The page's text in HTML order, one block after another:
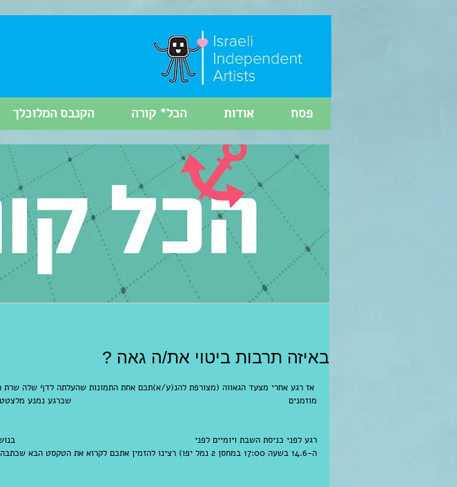
הקנבס המלוכלך הכל* קורה אודות פסח
באיזה תרבות ביטוי את/ה גאה ?
אז רגע אחרי מצעד הגאווה (מצורפת להנ(ע/א)תכם אחת התמונות שהעלתה לדף שלה שרת
מוזמנים
שכרגע נמנע
רגע לפני כניסת השבת ויומיים לפני
ה-14.6 בשעה 17:00 במחסן 2 נמל יפו) רצינו להזמין אתכם לקרוא את הטקסט הבא שכתבה עדי.